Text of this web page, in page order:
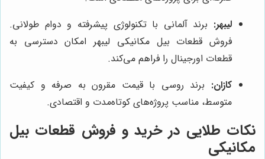
لیبهر: برند آلمانی با تکنولوژی پیشرفته و دوام طولانی.
فروش قطعات بیل مکانیکی لیبهر امکان دسترسی به
قطعات اورجینال را فراهم می‌کند.
کازان: برند روسی با قیمت مقرون به صرفه و کیفیت
متوسط، مناسب پروژه‌های کوتاه‌مدت و اقتصادی.
نکات طلایی در خرید و فروش قطعات بیل
مکانیکی